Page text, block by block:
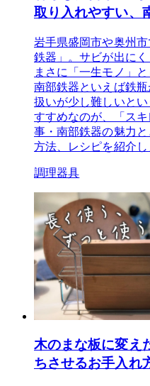
取り入れやすい、
岩手県盛岡市や奥州
鉄器」。サビが出に
まさに「一生モノ」
南部鉄器といえば鉄
扱いが少し難しいと
すすめなのが、「ス
事・南部鉄器の魅力
方法、レシピを紹介し
調理器具
木のまな板に変え
ちさせるお手入れ